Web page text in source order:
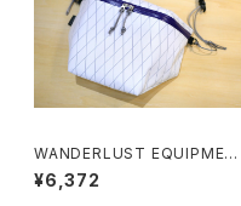
WANDERLUST EQUIPMENT
/ KAMPALA PACK（WHITE×
PURPLE）
¥6,372